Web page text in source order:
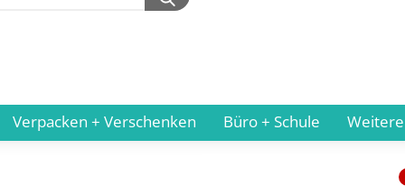
Verpacken + Verschenken Büro + Schule Weitere